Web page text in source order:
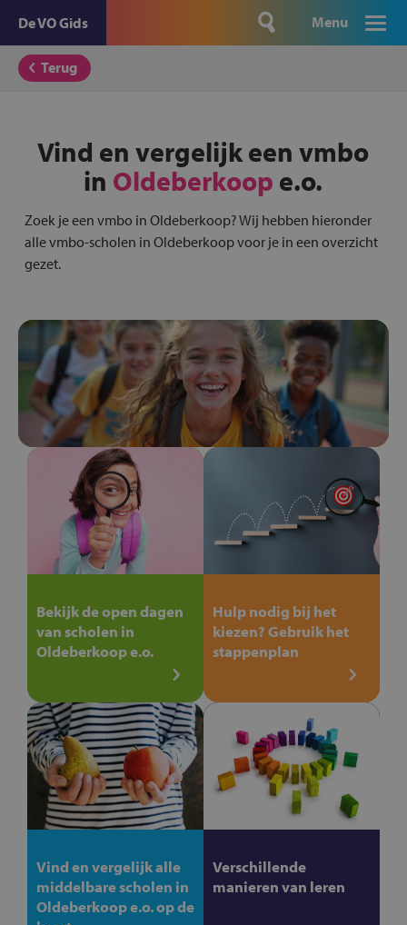
De VO Gids Menu
Terug
Vind en vergelijk een vmbo
in Oldeberkoop e.o.
Zoek je een vmbo in Oldeberkoop? Wij hebben hieronder
alle vmbo-scholen in Oldeberkoop voor je in een overzicht
gezet.
Bekijk de open dagen
van scholen in
Oldeberkoop e.o.
Hulp nodig bij het
kiezen? Gebruik het
stappenplan
Vind en vergelijk alle
middelbare scholen in
Oldeberkoop e.o. op de
Verschillende
manieren van leren